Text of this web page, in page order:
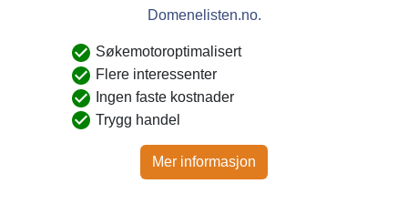
Domenelisten.no.
Søkemotoroptimalisert
Flere interessenter
Ingen faste kostnader
Trygg handel
Mer informasjon